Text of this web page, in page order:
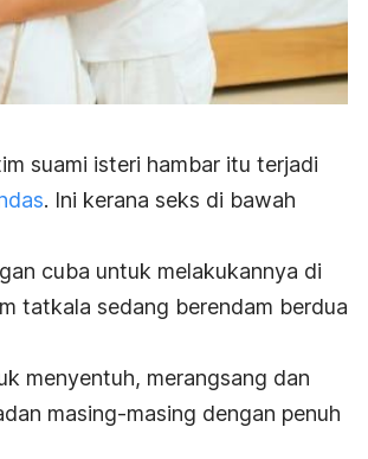
suami isteri hambar itu terjadi
. Ini kerana seks di bawah
cuba untuk melakukannya di
tatkala sedang berendam berdua
menyentuh, merangsang dan
masing-masing dengan penuh